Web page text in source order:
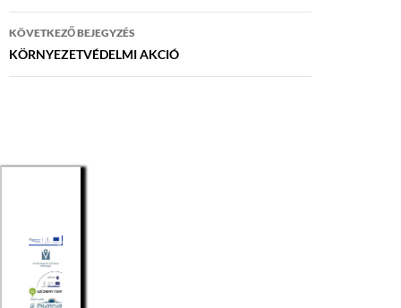
KÖVETKEZŐ BEJEGYZÉS
KÖRNYEZETVÉDELMI AKCIÓ